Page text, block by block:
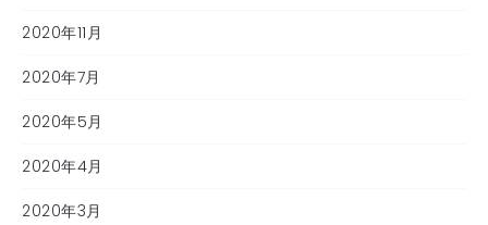
2020年11月
2020年7月
2020年5月
2020年4月
2020年3月